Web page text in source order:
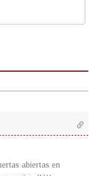
abiertas en